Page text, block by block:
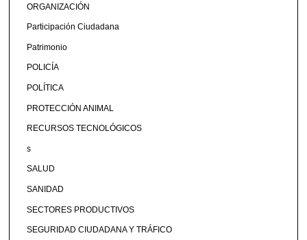
ORGANIZACIÓN
Participación Ciudadana
Patrimonio
POLICÍA
POLÍTICA
PROTECCIÓN ANIMAL
RECURSOS TECNOLÓGICOS
s
SALUD
SANIDAD
SECTORES PRODUCTIVOS
SEGURIDAD CIUDADANA Y TRÁFICO